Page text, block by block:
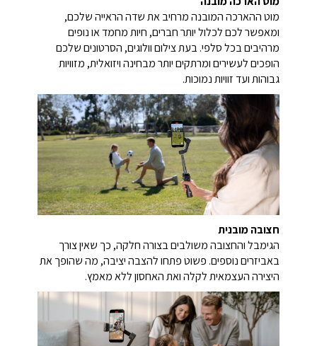
מוט הארכה מובנה
מוט ההארכה המובנה מרחיב את שדה הראייה שלכם,
ומאפשר לכם לכלול יותר חברים, חיות מחמד או נופים
מרהיבים בכל סלפי. בעת צילום וולוגים, הסרטונים שלכם
הופכים לעשירים ומרתקים יותר מבחינה ויזואלית, מזוויות
גבוהות ועד זוויות נמוכות.
חצובה מובנית
הגימבל והחצובה משולבים בצורה חלקה, כך שאין צורך
באביזרים נוספים. פשוט פתחו להצבה יציבה, מה שהופך את
היצירה העצמאית לקלה ואת האחסון ללא מאמץ.